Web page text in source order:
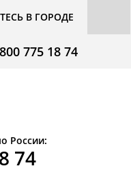
В ГОРОДЕ
775 18 74
России:
74